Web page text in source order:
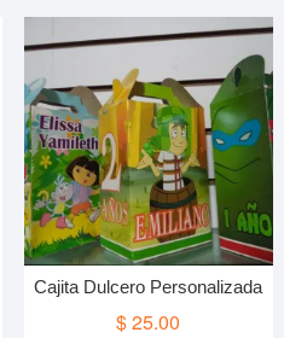
Las
opciones
pueden
elegir
página
producto
Cajita Dulcero Personalizada
$25.00